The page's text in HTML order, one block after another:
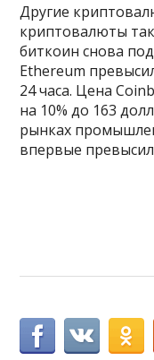
Другие
криптовалюты
биткоин снова
Ethereum
24 часа. Цена
на 10% до 163
рынках
впервые